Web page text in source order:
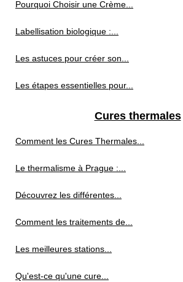
Pourquoi Choisir une Crème...
Labellisation biologique :...
Les astuces pour créer son...
Les étapes essentielles pour...
Cures thermales
Comment les Cures Thermales...
Le thermalisme à Prague :...
Découvrez les différentes...
Comment les traitements de...
Les meilleures stations...
Qu'est-ce qu'une cure...